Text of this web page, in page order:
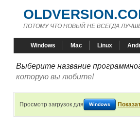
ПОТОМУ ЧТО НОВЫЙ НЕ ВСЕГДА
Windows Mac Linux
Выберите название
которую вы любите!
Просмотр загрузок для Windows